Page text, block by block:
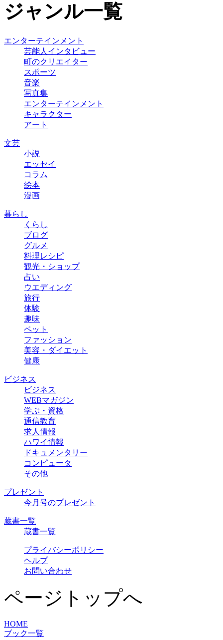
ジャンル一覧
エンターテインメント
芸能人インタビュー
町のクリエイター
スポーツ
音楽
写真集
エンターテインメント
キャラクター
アート
文芸
小説
エッセイ
コラム
絵本
漫画
暮らし
くらし
ブログ
グルメ
料理レシピ
観光・ショップ
占い
ウエディング
旅行
体験
趣味
ペット
ファッション
美容・ダイエット
健康
ビジネス
ビジネス
WEBマガジン
学ぶ・資格
通信教育
求人情報
ハワイ情報
ドキュメンタリー
コンピュータ
その他
プレゼント
今月号のプレゼント
蔵書一覧
蔵書一覧
プライバシーポリシー
ヘルプ
お問い合わせ
ページトップへ
HOME
ブック一覧